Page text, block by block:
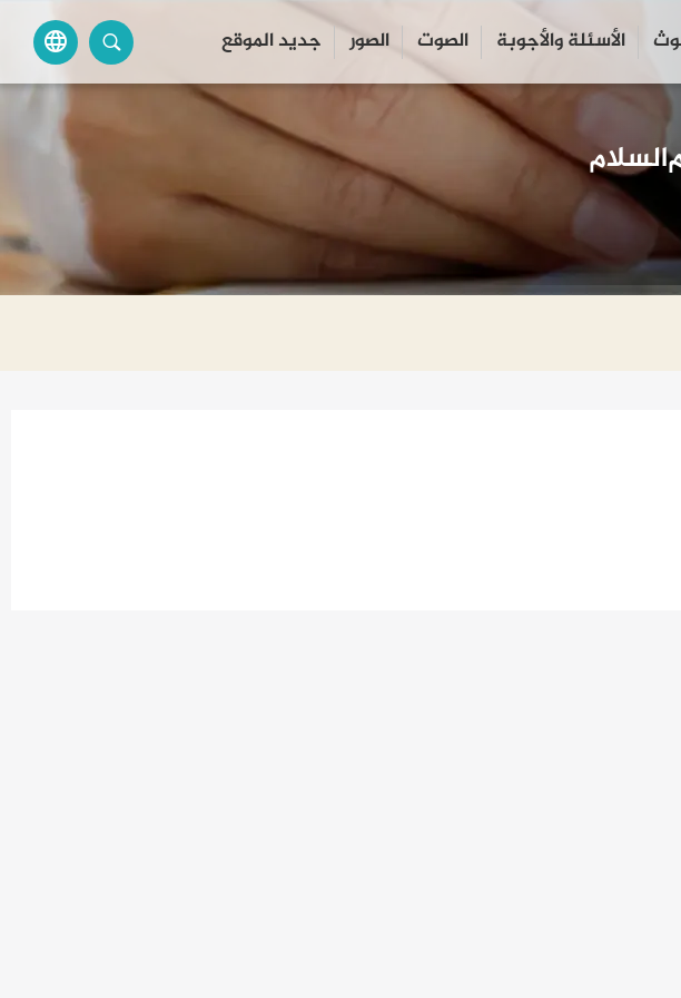
الأسئلة والأجوبة الصوت الصور جديد الموقع language